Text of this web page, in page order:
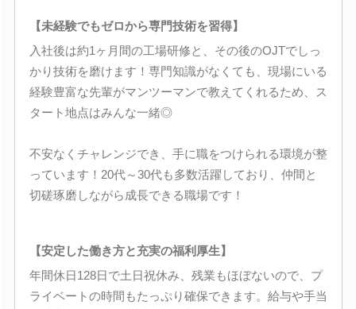
【未経験でもゼロから専門技術を習得】
入社後は約1ヶ月間の工場研修と、その後のOJTでしっ
かり技術を磨けます！専門知識がなくても、現場にいる
経験豊富な先輩がマンツーマンで教えてくれるため、ス
タート地点はみんな一緒◎
不安なくチャレンジでき、手に職をつけられる環境が整
っています！20代～30代も多数活躍しており、仲間と
切磋琢磨しながら成長できる職場です！
【安定した働き方と充実の福利厚生】
年間休日128日で土日祝休み、残業もほぼないので、プ
ライベートの時間もたっぷり確保できます。給与や手当